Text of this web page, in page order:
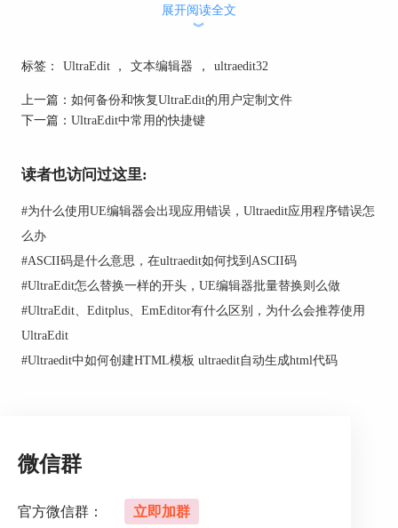
图1：打开CMD窗口
束，此时就进入了E盘，第二步在E盘目录下输入
cd+文件夹名称（cd在CMD窗口中是打开文件的命
令），第三步输入dir得到想要的文件名称（dir是
CMD窗口中获得文件目录名称的命令）。
展开阅读全文
︾
标签： UltraEdit ， 文本编辑器 ， ultraedit32
上一篇： 如何备份和恢复UltraEdit的用户定制文件
下一篇： UltraEdit中常用的快捷键
读者也访问过这里:
#为什么使用UE编辑器会出现应用错误，Ultraedit应用程序错误怎
么办
#ASCII码是什么意思，在ultraedit如何找到ASCII码
#UltraEdit怎么替换一样的开头，UE编辑器批量替换则么做
#UltraEdit、Editplus、EmEditor有什么区别，为什么会推荐使用
UltraEdit
#Ultraedit中如何创建HTML模板 ultraedit自动生成html代码
微信群
官方微信群： 立即加群